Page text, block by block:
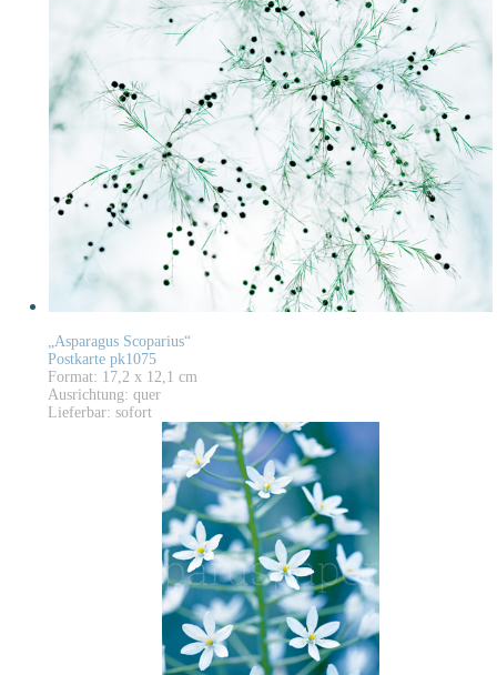
„Asparagus Scoparius“
Postkarte pk1075
Format: 17,2 x 12,1 cm
Ausrichtung: quer
Lieferbar: sofort